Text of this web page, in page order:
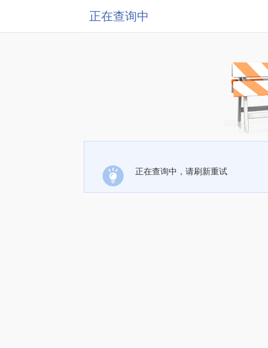
正在查询中
正在查询中，请刷新重试